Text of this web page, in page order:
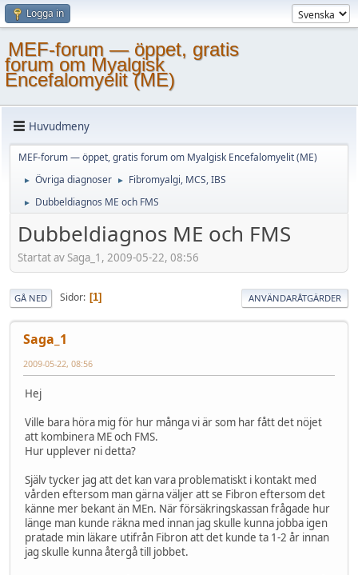
Logga in
MEF-forum — öppet, gratis
forum om Myalgisk
Encefalomyelit (ME)
Huvudmeny
MEF-forum — öppet, gratis forum om Myalgisk Encefalomyelit (ME)
► Övriga diagnoser ► Fibromyalgi, MCS, IBS
► Dubbeldiagnos ME och FMS
Dubbeldiagnos ME och FMS
Startat av Saga_1, 2009-05-22, 08:56
GÅ NED Sidor 1 ANVÄNDARÅTGÄRDER
Saga_1
2009-05-22, 08:56
Hej
Ville bara höra mig för hur många vi är som har fått det nöjet
att kombinera ME och FMS.
Hur upplever ni detta?
Själv tycker jag att det kan vara problematiskt i kontakt med
vården eftersom man gärna väljer att se Fibron eftersom det
känne mer bekant än MEn. När försäkringskassan frågade hur
länge man kunde räkna med innan jag skulle kunna jobba igen
pratade min läkare utifrån Fibron att det kunde ta 1-2 år innan
jag skulle kunna återgå till jobbet.